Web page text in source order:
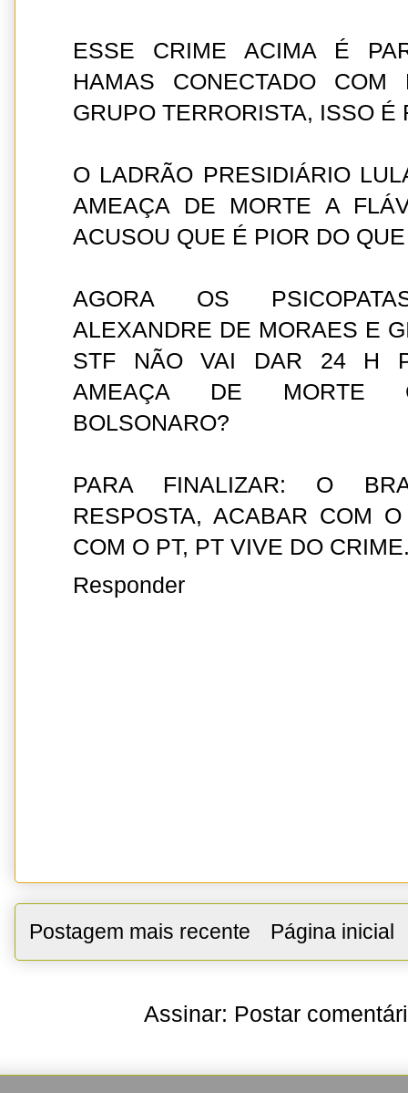
ESSE CRIME ACIMA É
HAMAS CONECTADO
GRUPO TERRORISTA, ISSO É
O LADRÃO PRESIDIÁRIO
AMEAÇA DE MORTE A
ACUSOU QUE É PIOR DO
AGORA OS
ALEXANDRE DE MORAES E
STF NÃO VAI DAR 24 H
AMEAÇA DE MORTE
BOLSONARO?
PARA FINALIZAR: O
RESPOSTA, ACABAR COM
COM O PT, PT VIVE DO
Responder
Postagem mais recente Página inicial
Assinar: Postar